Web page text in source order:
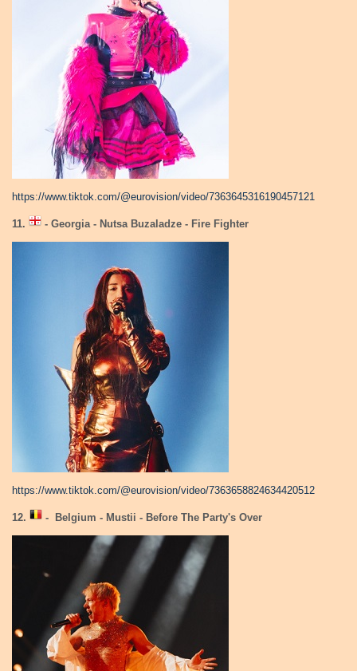
https://www.tiktok.com/@eurovision/video/7363645316190457121
11. - Georgia - Nutsa Buzaladze - Fire Fighter
https://www.tiktok.com/@eurovision/video/7363658824634420512
12. - Belgium - Mustii - Before The Party's Over